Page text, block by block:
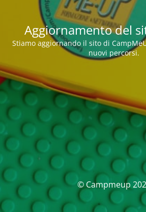
Aggiornamento del
Stiamo aggiornando il sito di
nuovi percorsi.
© Campmeup